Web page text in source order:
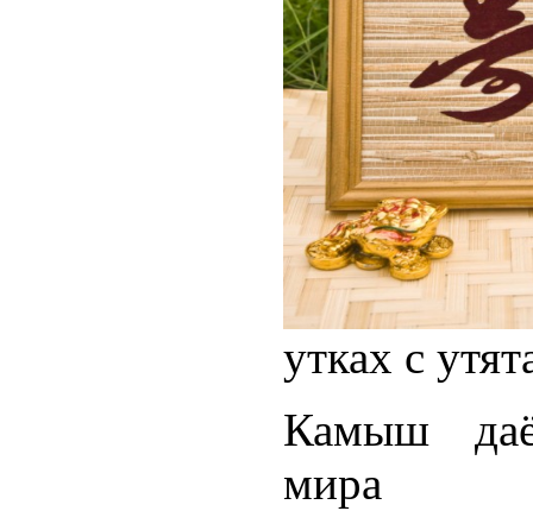
утках с
Камыш
мира